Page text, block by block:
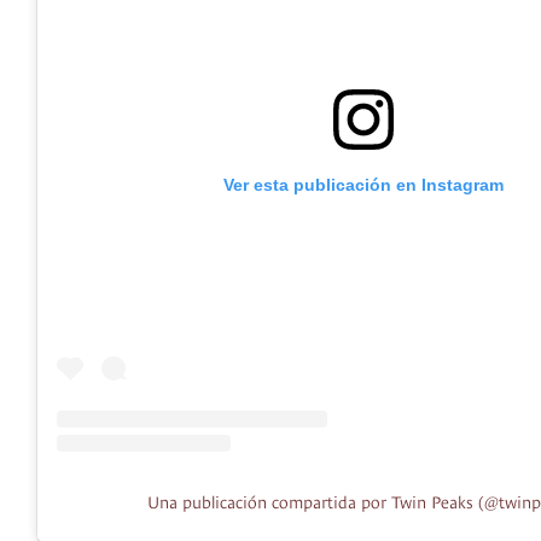
Ver esta publicación en Instagram
Una publicación compartida por Twin Peaks